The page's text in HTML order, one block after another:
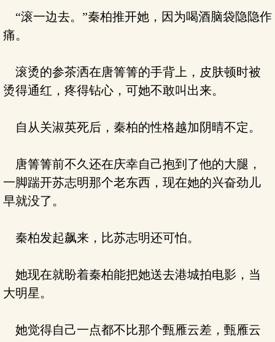
“滚一边去。”秦柏推开她，因为喝酒脑袋隐隐作
痛。
滚烫的参茶洒在唐箐箐的手背上，皮肤顿时被
烫得通红，疼得钻心，可她不敢叫出来。
自从关淑英死后，秦柏的性格越加阴晴不定。
唐箐箐前不久还在庆幸自己抱到了他的大腿，
一脚踹开苏志明那个老东西，现在她的兴奋劲儿
早就没了。
秦柏发起飙来，比苏志明还可怕。
她现在就盼着秦柏能把她送去港城拍电影，当
大明星。
她觉得自己一点都不比那个甄雁云差，甄雁云